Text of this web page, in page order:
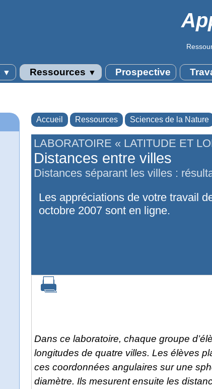
▼ Ressources ▼ Prospective
Accueil Ressources Sciences de la Nature
LABORATOIRE « LATITUDE ET
Distances entre villes
Distances séparant les villes :
Les appréciations de votre travail
octobre 2007 sont en ligne.
Dans ce laboratoire, chaque groupe
longitudes de quatre villes. Les élèves
ces coordonnées angulaires sur une
diamètre. Ils mesurent ensuite les